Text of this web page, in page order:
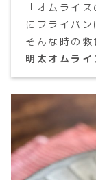
「オムライ
にフライパ
そんな時の
明太オムライ